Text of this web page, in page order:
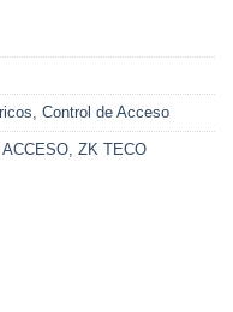
, Control de Acceso
, ZK TECO